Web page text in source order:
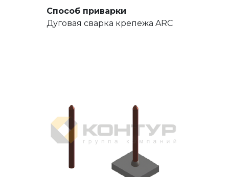
Способ приварки
Дуговая сварка крепежа ARC